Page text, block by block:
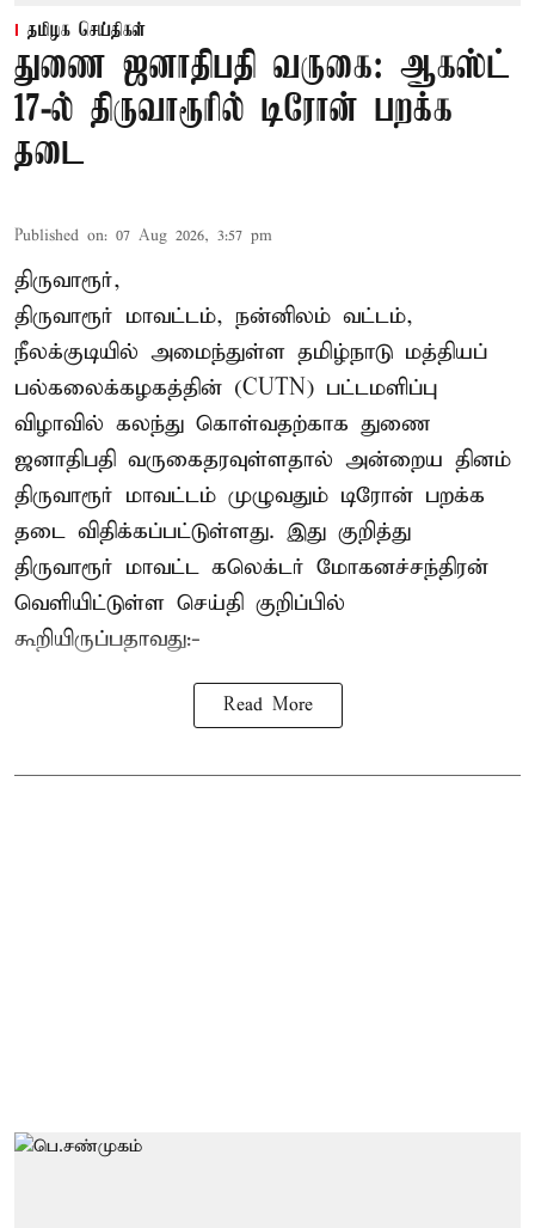
தமிழக செய்திகள்
துணை ஜனாதிபதி வருகை: ஆகஸ்ட்
17-ல் திருவாரூரில் டிரோன் பறக்க
தடை
Published on: 07 Aug 2026, 3:57 pm
திருவாரூர்,
திருவாரூர் மாவட்டம், நன்னிலம் வட்டம்,
நீலக்குடியில் அமைந்துள்ள தமிழ்நாடு மத்தியப்
பல்கலைக்கழகத்தின் (CUTN) பட்டமளிப்பு
விழாவில் கலந்து கொள்வதற்காக துணை
ஜனாதிபதி வருகைதரவுள்ளதால் அன்றைய தினம்
திருவாரூர் மாவட்டம் முழுவதும் டிரோன் பறக்க
தடை விதிக்கப்பட்டுள்ளது. இது குறித்து
திருவாரூர் மாவட்ட கலெக்டர் மோகனச்சந்திரன்
வெளியிட்டுள்ள செய்தி குறிப்பில்
கூறியிருப்பதாவது:-
Read More